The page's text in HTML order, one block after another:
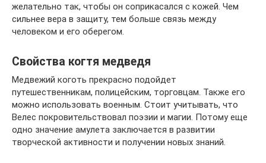
желательно так, чтобы он соприкасался с кожей. Чем
сильнее вера в защиту, тем больше связь между
человеком и его оберегом.
Свойства когтя медведя
Медвежий коготь прекрасно подойдет
путешественникам, полицейским, торговцам. Также его
можно использовать военным. Стоит учитывать, что
Велес покровительствовал поэзии и магии. Потому еще
одно значение амулета заключается в развитии
творческой активности и получении новых знаний.